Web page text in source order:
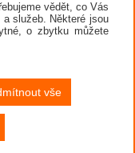
vědět, co Vás
služeb. Některé jsou
o zbytku můžete
vše